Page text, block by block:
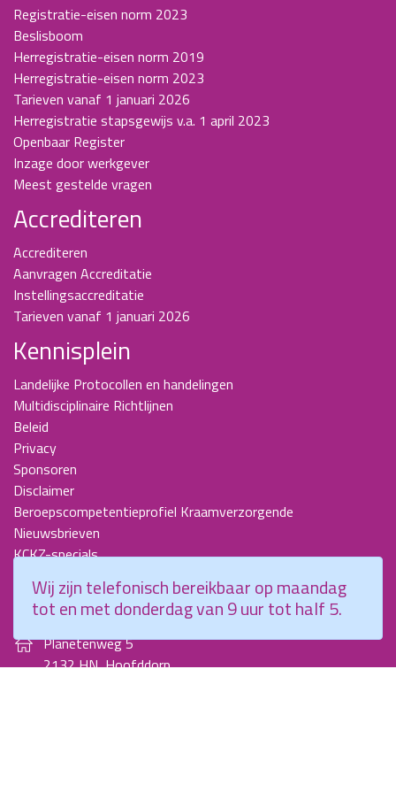
Registratie-eisen norm 2023
Beslisboom
Herregistratie-eisen norm 2019
Herregistratie-eisen norm 2023
Tarieven vanaf 1 januari 2026
Herregistratie stapsgewijs v.a. 1 april 2023
Openbaar Register
Inzage door werkgever
Meest gestelde vragen
Accrediteren
Accrediteren
Aanvragen Accreditatie
Instellingsaccreditatie
Tarieven vanaf 1 januari 2026
Kennisplein
Landelijke Protocollen en handelingen
Multidisciplinaire Richtlijnen
Beleid
Privacy
Sponsoren
Disclaimer
Beroepscompetentieprofiel Kraamverzorgende
Nieuwsbrieven
KCKZ-specials
Contact
Planetenweg 5
2132 HN, Hoofddorp
Wij zijn telefonisch bereikbaar op maandag
tot en met donderdag van 9 uur tot half 5.